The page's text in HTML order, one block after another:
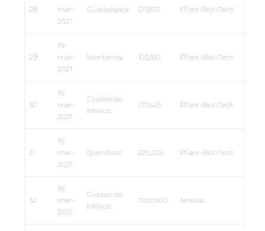
28
mar-
2021
Guadalajara 121,875 Pfizer-BioNTech
29
16-
mar-
2021
Monterrey 103,350 Pfizer-BioNTech
30
16-
mar-
2021
Ciudad de
México
217,425 Pfizer-BioNTech
31
16-
mar-
2021
Querétaro 225,225 Pfizer-BioNTech
32
18-
mar-
2021
Ciudad de
México
1’000,000 Sinovac